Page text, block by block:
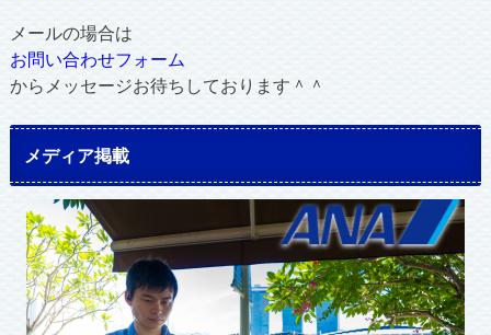
メールの場合は
お問い合わせフォーム
からメッセージお待ちしております＾＾
メディア掲載